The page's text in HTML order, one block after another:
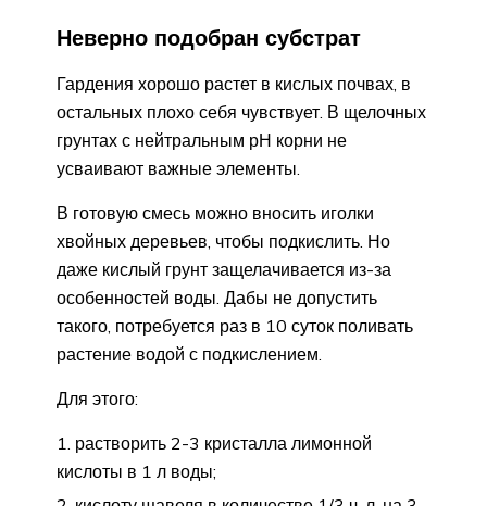
Неверно подобран субстрат
Гардения хорошо растет в кислых почвах, в
остальных плохо себя чувствует. В щелочных
грунтах с нейтральным рН корни не
усваивают важные элементы.
В готовую смесь можно вносить иголки
хвойных деревьев, чтобы подкислить. Но
даже кислый грунт защелачивается из-за
особенностей воды. Дабы не допустить
такого, потребуется раз в 10 суток поливать
растение водой с подкислением.
Для этого:
растворить 2-3 кристалла лимонной
кислоты в 1 л воды;